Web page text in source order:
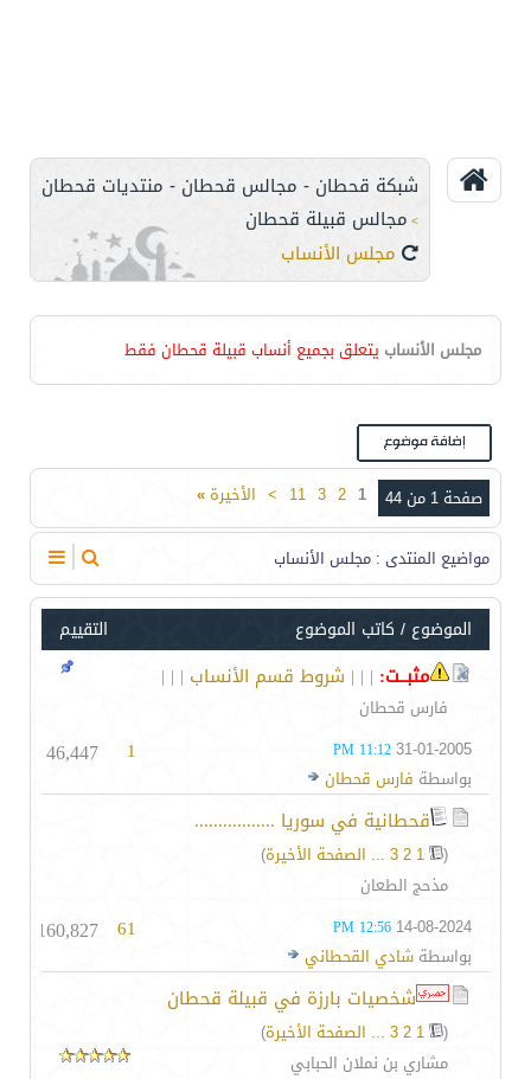
شبكة قحطان - مجالس قحطان - منتديات قحطان
> مجالس قبيلة قحطان
مجلس الأنساب
مجلس الأنساب يتعلق بجميع أنساب قبيلة قحطان فقط
صفحة 1 من 44 1
2
3
11
> الأخيرة»
مواضيع المنتدى : مجلس الأنساب
التقييم الموضوع / كاتب الموضوع
مثبــت: | | | شروط قسم الأنساب | | |
فارس قحطان
31-01-2005
11:12 PM
بواسطة فارس قحطان
1
46,447
قحطانية في سوريا .................
(
1
2
3
... الصفحة الأخيرة)
مذحج الطعان
14-08-2024
12:56 PM
بواسطة شادي القحطاني
61
160,827
شخصيات بارزة في قبيلة قحطان
(
1
2
3
... الصفحة الأخيرة)
مشاري بن نملان الحبابي